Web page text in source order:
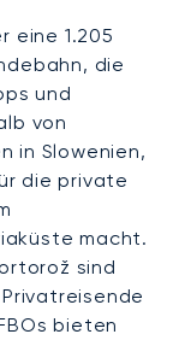
eine 1.205
die
und
von
in Slowenien,
die private
macht.
sind
bieten